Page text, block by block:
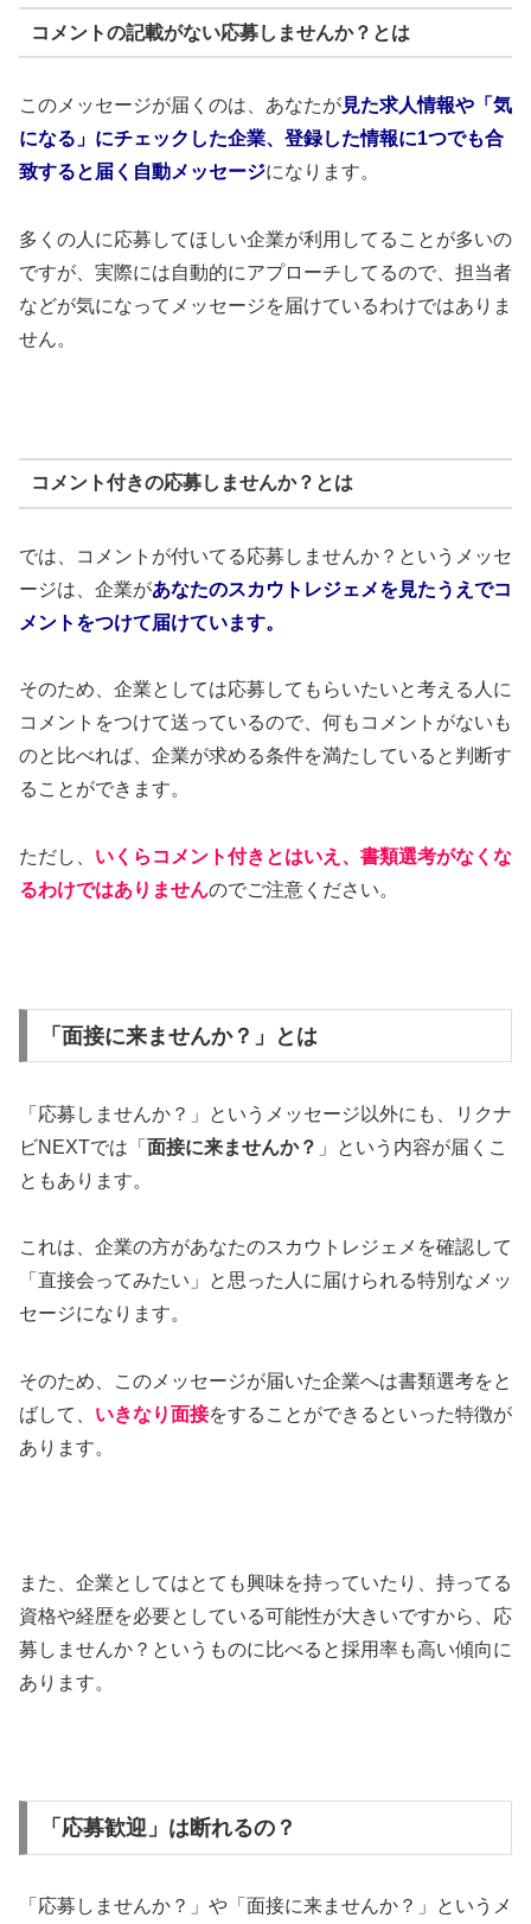
コメントの記載がない応募しませんか？とは
このメッセージが届くのは、あなたが見た求人情報や「気
になる」にチェックした企業、登録した情報に1つでも合
致すると届く自動メッセージになります。
多くの人に応募してほしい企業が利用してることが多いの
ですが、実際には自動的にアプローチしてるので、担当者
などが気になってメッセージを届けているわけではありま
せん。
コメント付きの応募しませんか？とは
では、コメントが付いてる応募しませんか？というメッセ
ージは、企業があなたのスカウトレジェメを見たうえでコ
メントをつけて届けています。
そのため、企業としては応募してもらいたいと考える人に
コメントをつけて送っているので、何もコメントがないも
のと比べれば、企業が求める条件を満たしていると判断す
ることができます。
ただし、 いくらコメント付きとはいえ、書類選考がなくな
るわけではありませんのでご注意ください。
「面接に来ませんか？」とは
「応募しませんか？」というメッセージ以外にも、リクナ
ビNEXTでは「 面接に来ませんか？ 」という内容が届くこ
ともあります。
これは、企業の方があなたのスカウトレジェメを確認して
「直接会ってみたい」と思った人に届けられる特別なメッ
セージになります。
そのため、このメッセージが届いた企業へは書類選考をと
ばして、 いきなり面接をすることができるといった特徴が
あります。
また、企業としてはとても興味を持っていたり、持ってる
資格や経歴を必要としている可能性が大きいですから、応
募しませんか？というものに比べると採用率も高い傾向に
あります。
「応募歓迎」は断れるの？
「応募しませんか？」や「面接に来ませんか？」というメ